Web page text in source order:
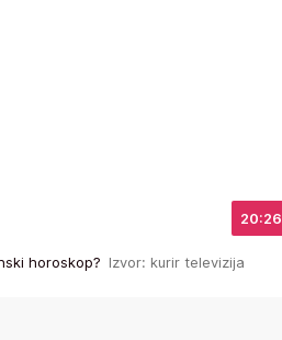
20:26
horoskop? Izvor: kurir televizija